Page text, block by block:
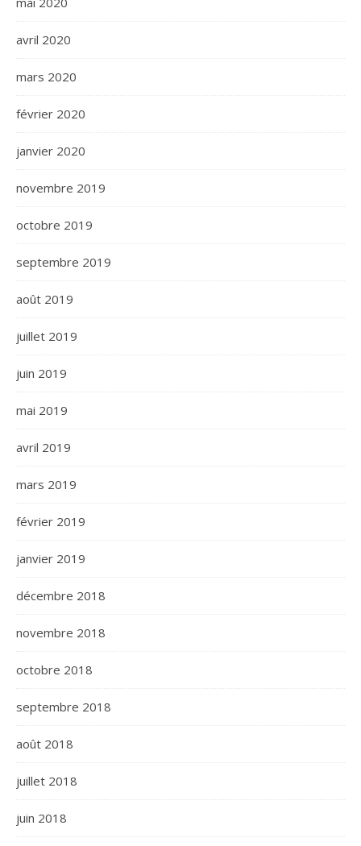
avril 2020
mars 2020
février 2020
janvier 2020
novembre 2019
octobre 2019
septembre 2019
août 2019
juillet 2019
juin 2019
mai 2019
avril 2019
mars 2019
février 2019
janvier 2019
décembre 2018
novembre 2018
octobre 2018
septembre 2018
août 2018
juillet 2018
juin 2018